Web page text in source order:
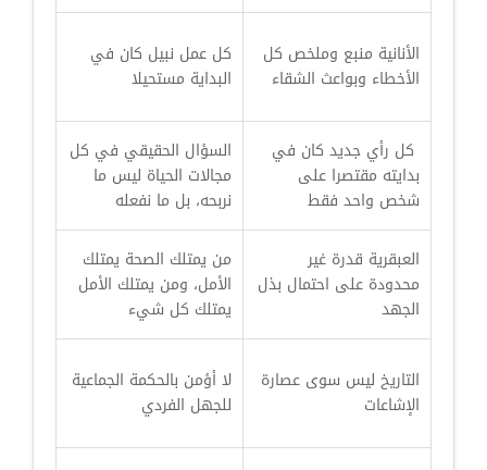
الأنانية منبع وملخص كل
الأخطاء وبواعث الشقاء
كل عمل نبيل كان في
البداية مستحيلا
كل رأي جديد كان في
بدايته مقتصرا على
شخص واحد فقط
السؤال الحقيقي في كل
مجالات الحياة ليس ما
نربحه، بل ما نفعله
العبقرية قدرة غير
محدودة على احتمال بذل
الجهد
من يمتلك الصحة يمتلك
الأمل، ومن يمتلك الأمل
يمتلك كل شيء
التاريخ ليس سوى عصارة
الإشاعات
لا أؤمن بالحكمة الجماعية
للجهل الفردي